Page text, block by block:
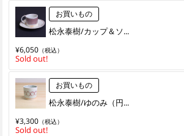
お買いもの
松永泰樹/カップ＆ソ...
¥6,050 （税込）
Sold out!
お買いもの
松永泰樹/ゆのみ（円...
¥3,300 （税込）
Sold out!